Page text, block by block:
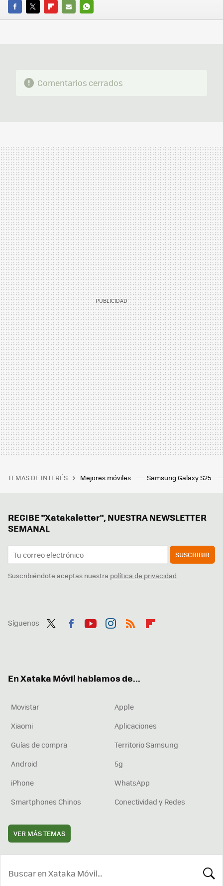
FACEBOOK
TWITTERFLIPBOARD
E-
WHATSAPP
Comentarios cerrados
TEMAS DE INTERÉS Mejores móviles Samsung Galaxy S25
RECIBE "Xatakaletter", NUESTRA NEWSLETTER
SEMANAL
SUSCRIBIR
Suscribiéndote aceptas nuestra política de privacidad
Síguenos
En Xataka Móvil hablamos de...
Movistar
Apple
Xiaomi
Aplicaciones
Guías de compra
Territorio Samsung
Android
5g
iPhone
WhatsApp
Smartphones Chinos
Conectividad y Redes
VER MÁS TEMAS